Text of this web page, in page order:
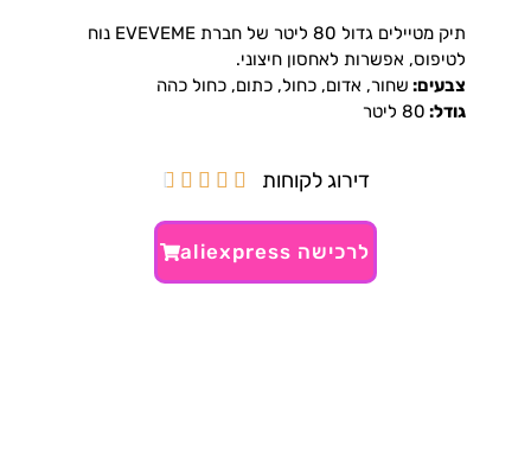
תיק מטיילים גדול 80 ליטר של חברת EVEVEME נוח
לטיפוס, אפשרות לאחסון חיצוני.
צבעים: שחור, אדום, כחול, כתום, כחול כהה
גודל: 80 ליטר
דירוג לקוחות 




לרכישה aliexpress